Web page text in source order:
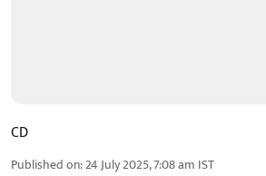
CD
Published on:24 July 2025, 7:08 am IST